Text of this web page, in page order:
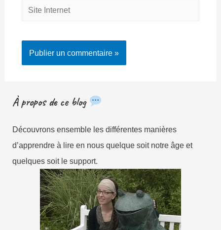
Site
À propos de ce blog
Découvrons ensemble les différentes manières
d’apprendre à lire en nous quelque soit notre âge et
quelques soit le support.